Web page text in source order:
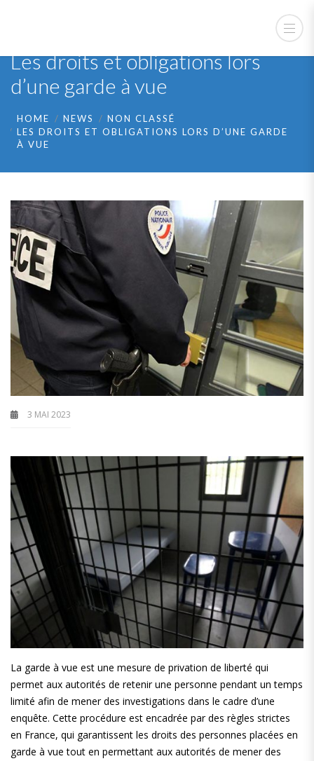
Les droits et obligations lors
d’une garde à vue
HOME NEWS
NON CLASSÉ
LES DROITS ET OBLIGATIONS LORS D’UNE GARDE
À VUE
3 MAI 2023
La garde à vue est une mesure de privation de liberté qui
permet aux autorités de retenir une personne pendant un temps
limité afin de mener des investigations dans le cadre d’une
enquête. Cette procédure est encadrée par des règles strictes
en France, qui garantissent les droits des personnes placées en
garde à vue tout en permettant aux autorités de mener des